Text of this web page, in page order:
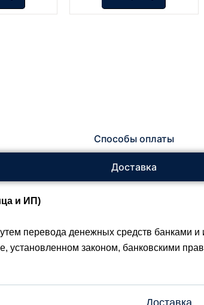
Способы оплаты
Доставка
и ИП)
перевода денежных средств банками
установленном законом, банковскими
Доставка